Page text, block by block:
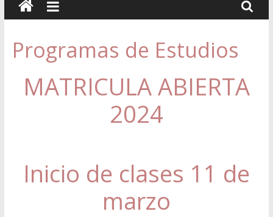
Programas de Estudios
MATRICULA ABIERTA
2024
Inicio de clases 11 de
marzo